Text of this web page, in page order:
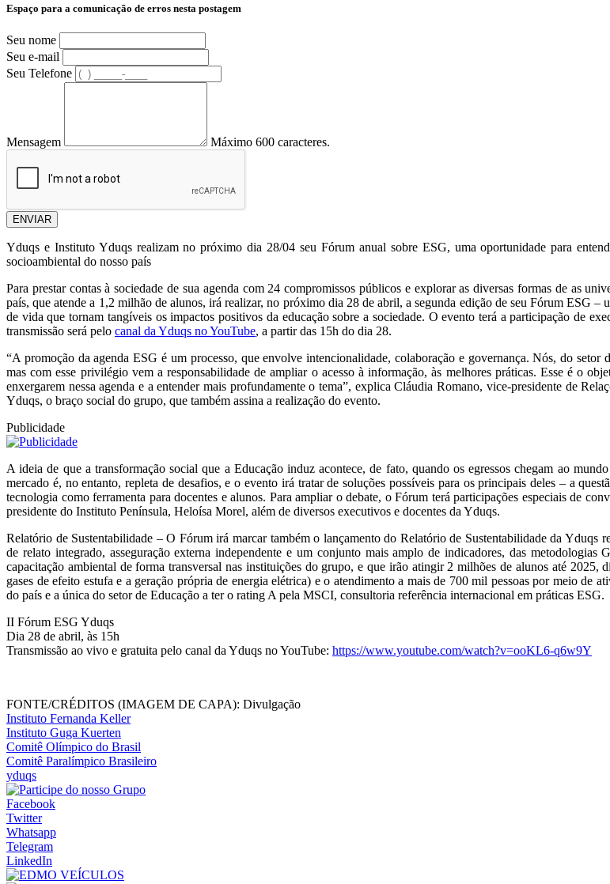
Espaço para a comunicação de erros nesta postagem
Seu nome
Seu e-mail
Seu Telefone
Mensagem Máximo 600 caracteres.
ENVIAR
Yduqs e Instituto Yduqs realizam no próximo dia 28/04 seu Fórum anual sobre ESG, uma oportunidade para
socioambiental do nosso país
Para prestar contas à sociedade de sua agenda com 24 compromissos públicos e explorar as diversas formas de as
país, que atende a 1,2 milhão de alunos, irá realizar, no próximo dia 28 de abril, a segunda edição de seu Fórum ESG
de vida que tornam tangíveis os impactos positivos da educação sobre a sociedade. O evento terá a participação de
transmissão será pelo canal da Yduqs no YouTube, a partir das 15h do dia 28.
“A promoção da agenda ESG é um processo, que envolve intencionalidade, colaboração e governança. Nós, do
mas com esse privilégio vem a responsabilidade de ampliar o acesso à informação, às melhores práticas. Esse é o
enxergarem nessa agenda e a entender mais profundamente o tema”, explica Cláudia Romano, vice-presidente de
Yduqs, o braço social do grupo, que também assina a realização do evento.
Publicidade
A ideia de que a transformação social que a Educação induz acontece, de fato, quando os egressos chegam ao
mercado é, no entanto, repleta de desafios, e o evento irá tratar de soluções possíveis para os principais deles – a
tecnologia como ferramenta para docentes e alunos. Para ampliar o debate, o Fórum terá participações especiais de
presidente do Instituto Península, Heloísa Morel, além de diversos executivos e docentes da Yduqs.
Relatório de Sustentabilidade – O Fórum irá marcar também o lançamento do Relatório de Sustentabilidade da Yduqs
de relato integrado, asseguração externa independente e um conjunto mais amplo de indicadores, das
capacitação ambiental de forma transversal nas instituições do grupo, e que irão atingir 2 milhões de alunos até
gases de efeito estufa e a geração própria de energia elétrica) e o atendimento a mais de 700 mil pessoas por meio de
do país e a única do setor de Educação a ter o rating A pela MSCI, consultoria referência internacional em práticas ESG.
II Fórum ESG Yduqs
Dia 28 de abril, às 15h
Transmissão ao vivo e gratuita pelo canal da Yduqs no YouTube: https://www.youtube.com/watch?v=ooKL6-q6w9Y
FONTE/CRÉDITOS (IMAGEM DE CAPA): Divulgação
Instituto Fernanda Keller
Instituto Guga Kuerten
Comitê Olímpico do Brasil
Comitê Paralímpico Brasileiro
yduqs
Facebook
Twitter
Whatsapp
Telegram
LinkedIn